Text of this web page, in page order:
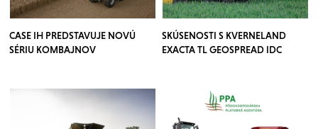
CASE IH PREDSTAVUJE NOVÚ
SÉRIU KOMBAJNOV
SKÚSENOSTI S KVERNELAND
EXACTA TL GEOSPREAD IDC